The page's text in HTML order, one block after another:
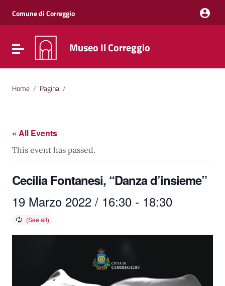
Vai al menu di navigazione
Vai al footer
Comune di Correggio
Attiva / disattiva la navigazione
Museo Il Correggio
Home / Pagina /
« All Events
This event has passed.
Cecilia Fontanesi, “Danza d’insieme”
19 Marzo 2022 / 16:30 - 18:30